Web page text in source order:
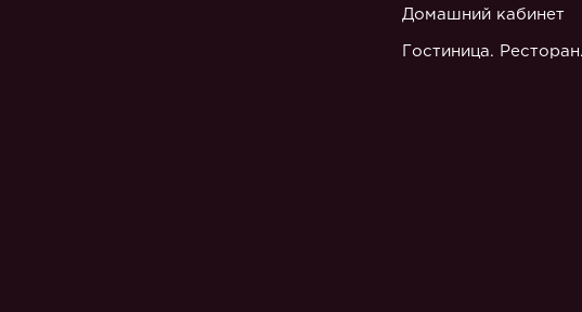
Домашний кабинет
Гостиница.